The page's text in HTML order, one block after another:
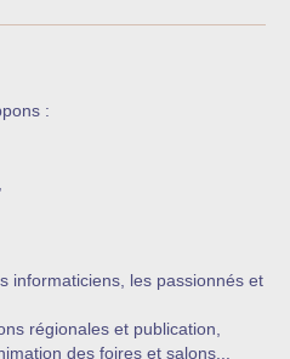
:
informaticiens, les passionnés et
régionales et publication,
des foires et salons...